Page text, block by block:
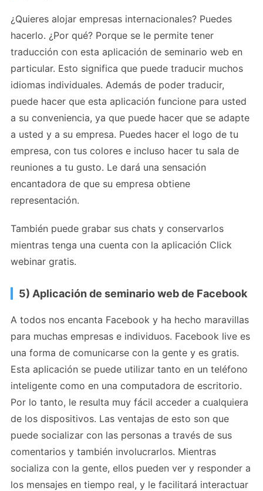
¿Quieres alojar empresas internacionales? Puedes
hacerlo. ¿Por qué? Porque se le permite tener
traducción con esta aplicación de seminario web en
particular. Esto significa que puede traducir muchos
idiomas individuales. Además de poder traducir,
puede hacer que esta aplicación funcione para usted
a su conveniencia, ya que puede hacer que se adapte
a usted y a su empresa. Puedes hacer el logo de tu
empresa, con tus colores e incluso hacer tu sala de
reuniones a tu gusto. Le dará una sensación
encantadora de que su empresa obtiene
representación.
También puede grabar sus chats y conservarlos
mientras tenga una cuenta con la aplicación Click
webinar gratis.
5) Aplicación de seminario web de Facebook
A todos nos encanta Facebook y ha hecho maravillas
para muchas empresas e individuos. Facebook live es
una forma de comunicarse con la gente y es gratis.
Esta aplicación se puede utilizar tanto en un teléfono
inteligente como en una computadora de escritorio.
Por lo tanto, le resulta muy fácil acceder a cualquiera
de los dispositivos. Las ventajas de esto son que
puede socializar con las personas a través de sus
comentarios y también involucrarlos. Mientras
socializa con la gente, ellos pueden ver y responder a
los mensajes en tiempo real, y le facilitará interactuar